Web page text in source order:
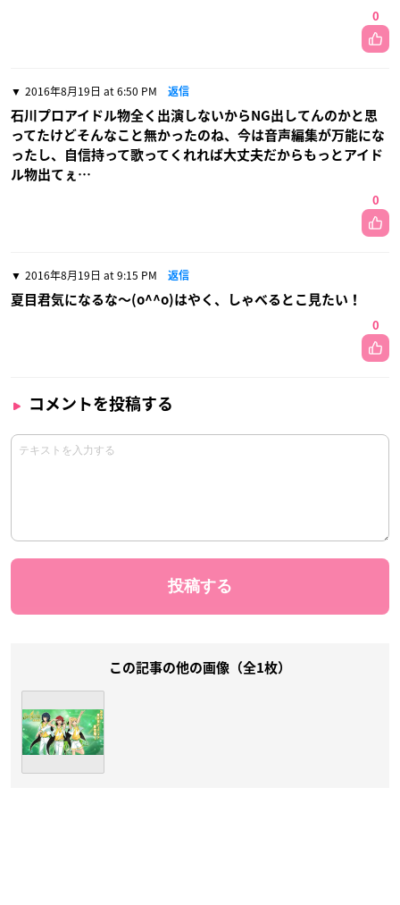
0
2016年8月19日 at 6:50 PM 返信
石川プロアイドル物全く出演しないからNG出してんのかと思
ってたけどそんなこと無かったのね、今は音声編集が万能にな
ったし、自信持って歌ってくれれば大丈夫だからもっとアイド
ル物出てぇ…
0
2016年8月19日 at 9:15 PM 返信
夏目君気になるな〜(o^^o)はやく、しゃべるとこ見たい！
0
コメントを投稿する
この記事の他の画像（全1枚）